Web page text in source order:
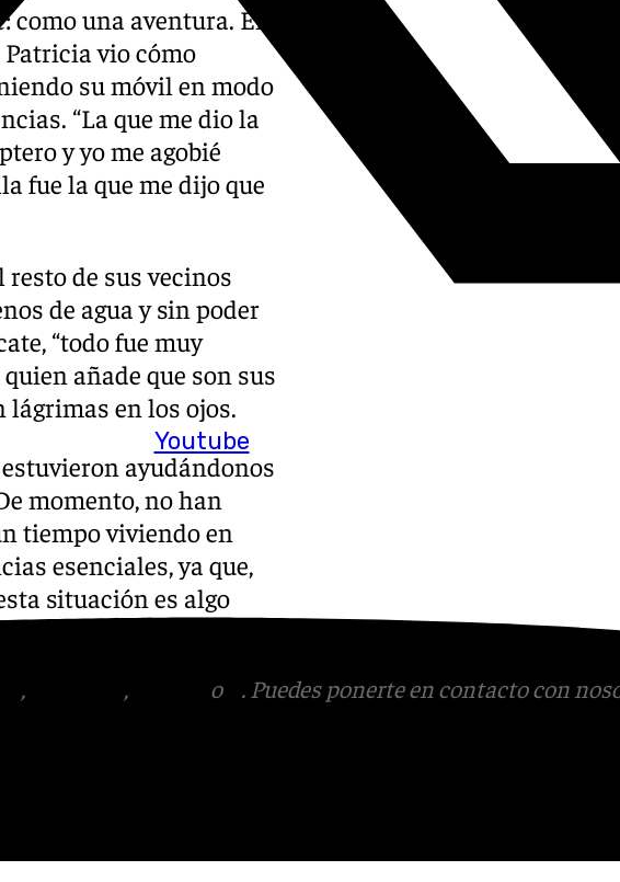
Youtube
como una aventura. En
Patricia vio cómo
su móvil en modo
“La que me dio la
y yo me agobié
fue la que me dijo que
resto de sus vecinos
de agua y sin poder
“todo fue muy
añade que son sus
lágrimas en los ojos.
estuvieron ayudándonos
momento, no han
tiempo viviendo en
esenciales, ya que,
situación es algo
todo lo material.
, , o
. Puedes ponerte en contacto con